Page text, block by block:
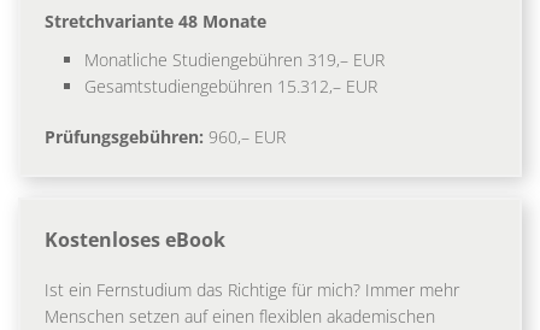
Stretchvariante 48 Monate
Monatliche Studiengebühren 319,– EUR
Gesamtstudiengebühren 15.312,– EUR
Prüfungsgebühren: 960,– EUR
Kostenloses eBook
Ist ein Fernstudium das Richtige für mich? Immer mehr
Menschen setzen auf einen flexiblen akademischen